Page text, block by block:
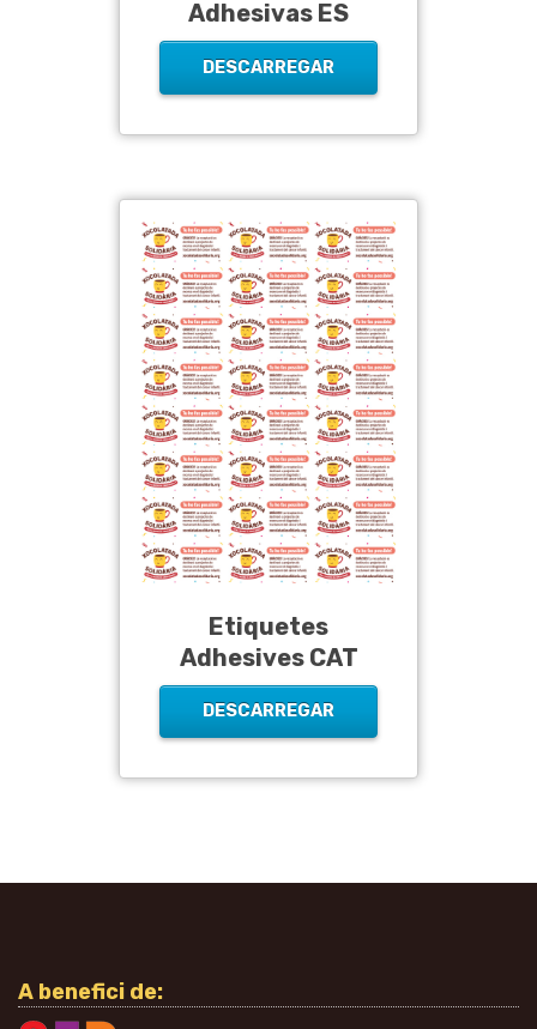
Adhesivas ES
DESCARREGAR
Etiquetes
Adhesives CAT
DESCARREGAR
A benefici de: